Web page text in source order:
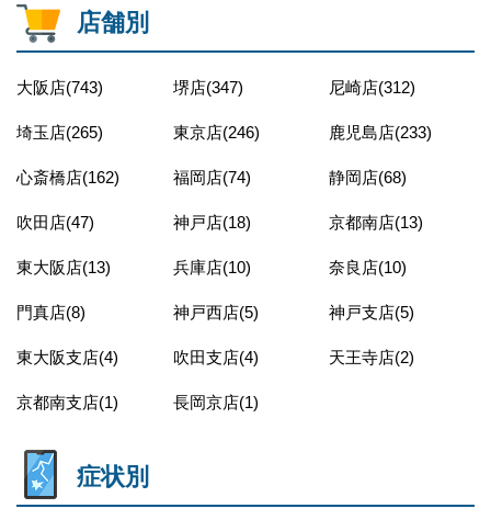
店舗別
大阪店(743) 堺店(347) 尼崎店(312)
埼玉店(265) 東京店(246) 鹿児島店(233)
心斎橋店(162) 福岡店(74) 静岡店(68)
吹田店(47) 神戸店(18) 京都南店(13)
東大阪店(13) 兵庫店(10) 奈良店(10)
門真店(8) 神戸西店(5) 神戸支店(5)
東大阪支店(4) 吹田支店(4) 天王寺店(2)
京都南支店(1) 長岡京店(1)
症状別